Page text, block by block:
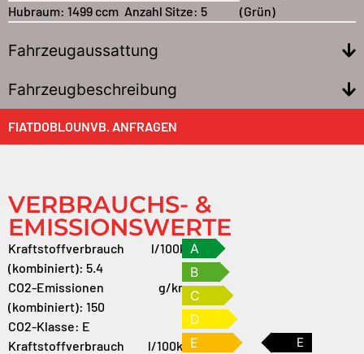
Hubraum: 1499 ccm Anzahl Sitze: 5
(Grün)
Fahrzeugaussattung
Fahrzeugbeschreibung
FIATDOBLOUNVB. ANFRAGEN
VERBRAUCHS- &
EMISSIONSWERTE
Kraftstoffverbrauch
(kombiniert): 5.4
l/100km
CO2-Emissionen
(kombiniert): 150
g/km
CO2-Klasse: E
Kraftstoffverbrauch
l/100km
A
B
C
D
E
E